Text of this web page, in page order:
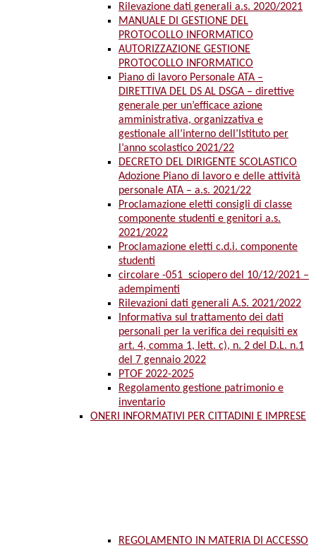
Rilevazione dati generali a.s. 2020/2021
MANUALE DI GESTIONE DEL
PROTOCOLLO INFORMATICO
AUTORIZZAZIONE GESTIONE
PROTOCOLLO INFORMATICO
Piano di lavoro Personale ATA –
DIRETTIVA DEL DS AL DSGA – direttive
generale per un’efficace azione
amministrativa, organizzativa e
gestionale all’interno dell’Istituto per
l’anno scolastico 2021/22
DECRETO DEL DIRIGENTE SCOLASTICO
Adozione Piano di lavoro e delle attività
personale ATA – a.s. 2021/22
Proclamazione eletti consigli di classe
componente studenti e genitori a.s.
2021/2022
Proclamazione eletti c.d.i. componente
studenti
circolare -051_sciopero del 10/12/2021 –
adempimenti
Rilevazioni dati generali A.S. 2021/2022
Informativa sul trattamento dei dati
personali per la verifica dei requisiti ex
art. 4, comma 1, lett. c), n. 2 del D.L. n.1
del 7 gennaio 2022
PTOF 2022-2025
Regolamento gestione patrimonio e
inventario
ONERI INFORMATIVI PER CITTADINI E IMPRESE
REGOLAMENTO IN MATERIA DI ACCESSO